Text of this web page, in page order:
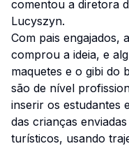
comentou a diretora
Lucyszyn.
Com pais engajados,
comprou a ideia, e
maquetes e o gibi do
são de nível
inserir os estudantes
das crianças
turísticos, usando